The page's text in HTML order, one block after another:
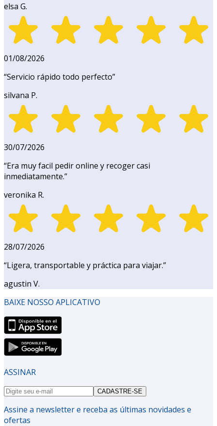
elsa G.
01/08/2026
“Servicio rápido todo perfecto”
silvana P.
30/07/2026
“Era muy facil pedir online y recoger casi
inmediatamente.”
veronika R.
28/07/2026
“Ligera, transportable y práctica para viajar.”
agustin V.
BAIXE NOSSO APLICATIVO
ASSINAR
CADASTRE-SE
Assine a newsletter e receba as últimas novidades e
ofertas